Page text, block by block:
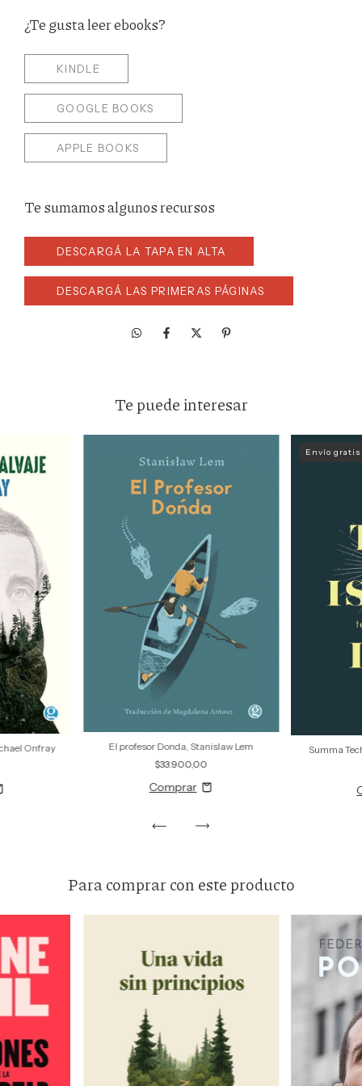
¿Te gusta leer ebooks?
KINDLE
GOOGLE BOOKS
APPLE BOOKS
Te sumamos algunos recursos
DESCARGÁ LA TAPA EN ALTA
DESCARGÁ LAS PRIMERAS PÁGINAS
Te puede interesar
Onfray
El profesor Donda, Stanislaw Lem
$33.900,00
Envío gratis
Summa
Para comprar con este producto